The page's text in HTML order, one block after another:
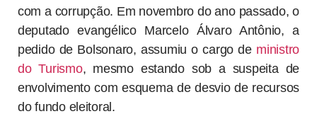
com a corrupção. Em novembro do ano passado, o
deputado evangélico Marcelo Álvaro Antônio, a
pedido de Bolsonaro, assumiu o cargo deministro
do Turismo, mesmo estando sob a suspeita de
envolvimento com esquema de desvio de recursos
do fundo eleitoral.